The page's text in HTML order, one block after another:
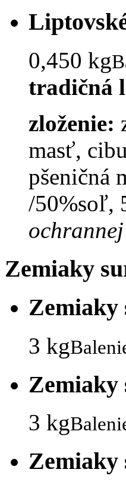
0,450 kg
tradičná
zloženie:
masť,
pšeničná
/50%soľ,
Zemiaky
Zemiaky
3 kg
Zemiaky
3 kg
Zemiaky